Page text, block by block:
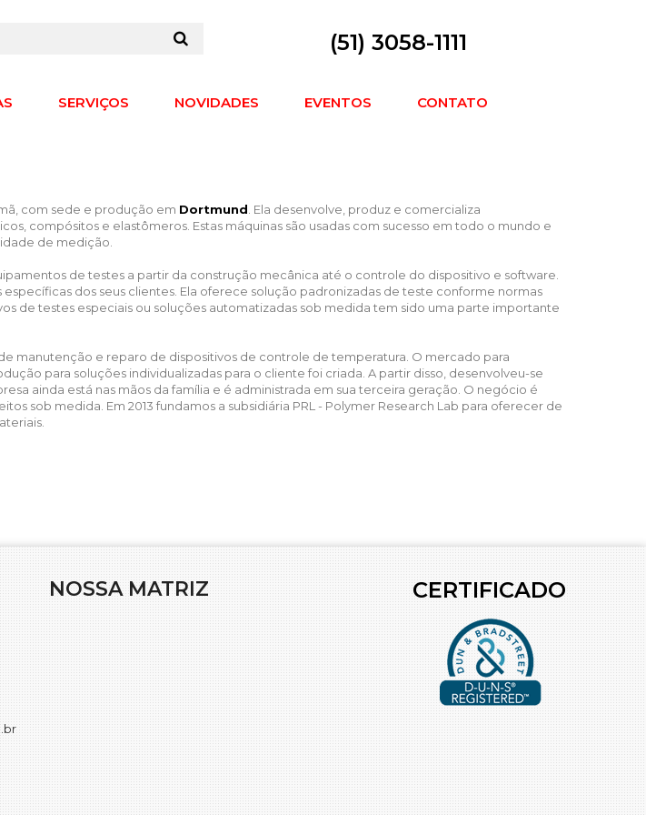
SERVIÇOS NOVIDADES EVENTOS CONTATO
(51) 3058-1111
com sede e produção em Dortmund . Ela desenvolve, produz e comercializa
compósitos e elastômeros. Estas máquinas são usadas com sucesso em todo o mundo e
de medição.
de testes a partir da construção mecânica até o controle do dispositivo e software.
dos seus clientes. Ela oferece solução padronizadas de teste conforme normas
de testes especiais ou soluções automatizadas sob medida tem sido uma parte importante
manutenção e reparo de dispositivos de controle de temperatura. O mercado para
para soluções individualizadas para o cliente foi criada. A partir disso, desenvolveu-se
ainda está nas mãos da família e é administrada em sua terceira geração. O negócio é
sob medida. Em 2013 fundamos a subsidiária PRL - Polymer Research Lab para oferecer de
NOSSA MATRIZ CERTIFICADO